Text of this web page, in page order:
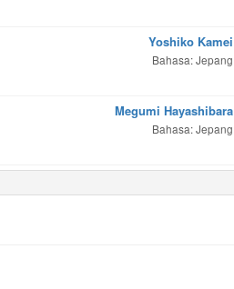
Yoshiko Kamei
Bahasa: Jepang
Megumi Hayashibara
Bahasa: Jepang